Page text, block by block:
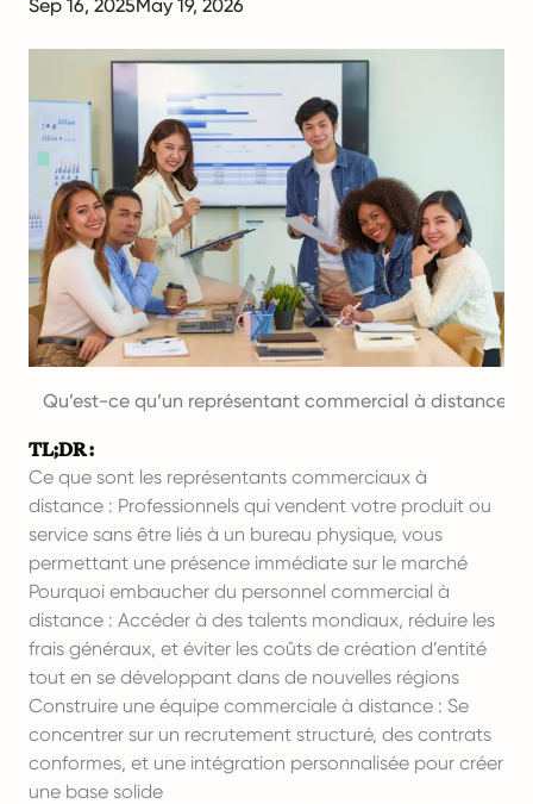
Sep 16, 2025May 19, 2026
Qu’est-ce qu’un représentant commercial à distance,
TL;DR :
Ce que sont les représentants commerciaux à
distance : Professionnels qui vendent votre produit ou
service sans être liés à un bureau physique, vous
permettant une présence immédiate sur le marché
Pourquoi embaucher du personnel commercial à
distance : Accéder à des talents mondiaux, réduire les
frais généraux, et éviter les coûts de création d’entité
tout en se développant dans de nouvelles régions
Construire une équipe commerciale à distance : Se
concentrer sur un recrutement structuré, des contrats
conformes, et une intégration personnalisée pour créer
une base solide